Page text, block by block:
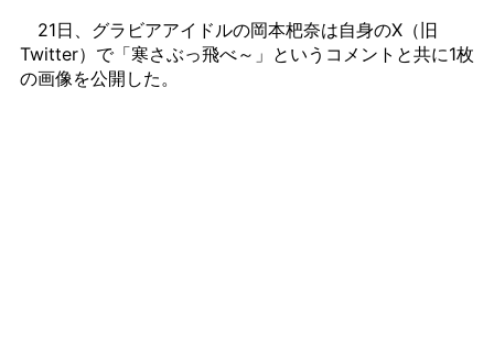
21日、グラビアアイドルの岡本杷奈は自身のX（旧
Twitter）で「寒さぶっ飛べ～」というコメントと共に1枚
の画像を公開した。